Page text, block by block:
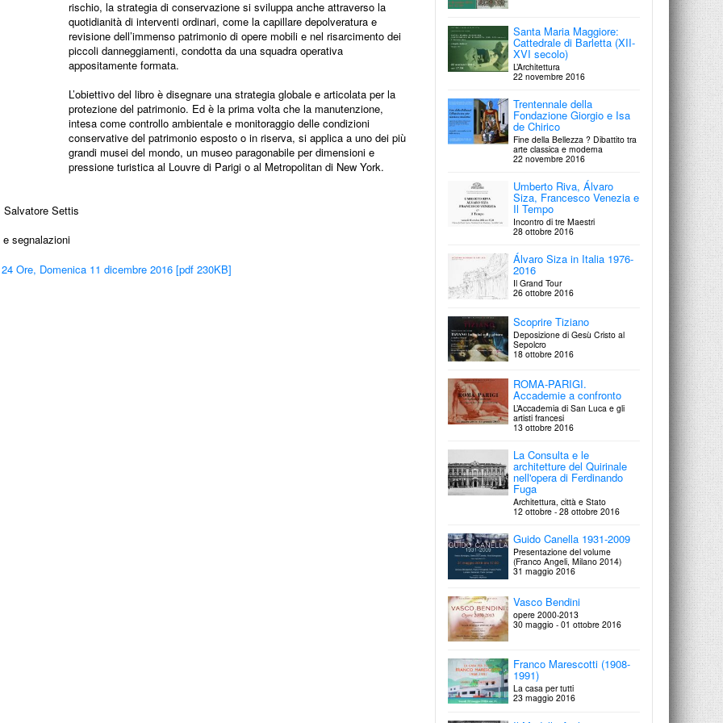
rischio, la strategia di conservazione si sviluppa anche attraverso la
quotidianità di interventi ordinari, come la capillare depolveratura e
revisione dell’immenso patrimonio di opere mobili e nel risarcimento dei
piccoli danneggiamenti, condotta da una squadra operativa
appositamente formata.
L’obiettivo del libro è disegnare una strategia globale e articolata per la
protezione del patrimonio. Ed è la prima volta che la manutenzione,
intesa come controllo ambientale e monitoraggio delle condizioni
conservative del patrimonio esposto o in riserva, si applica a uno dei più
grandi musei del mondo, un museo paragonabile per dimensioni e
pressione turistica al Louvre di Parigi o al Metropolitan di New York.
Settis
segnalazioni
Ore, Domenica 11 dicembre 2016 [pdf 230KB]
Presentazione dei volumi
24 maggio 2017
Luigi Ontani
SanLuCa҆stoMalinIc҆onicoAttoniTὀnicoEstaEstE’tico
Giacomo Gorzanis
Solo lute music
31 marzo 2017
Giorgio Morandi
Catalogo generale. Opere
catalogate tra il 1985 e il 2016
27 marzo 2017
Architectura picta nell’arte
italiana da Giotto a
Veronese
21 marzo 2017
Per Alberto Boatto
gli amici
18 marzo 2017
Gianluigi Colalucci
Io e Michelangelo
17 marzo 2017
Strumenti digitali per la
conoscenza e la divulgazione del
patrimonio architettonico, urbano,
ambientale
24 febbraio 2017
Santa Maria Maggiore:
Cattedrale di Barletta (XII-
XVI secolo)
L’Architettura
22 novembre 2016
Trentennale della
Fondazione Giorgio e Isa
de Chirico
Fine della Bellezza ? Dibattito tra
arte classica e moderna
22 novembre 2016
Umberto Riva, Álvaro
Siza, Francesco Venezia e
Il Tempo
Incontro di tre Maestri
28 ottobre 2016
Álvaro Siza in Italia 1976-
2016
Il Grand Tour
26 ottobre 2016
Scoprire Tiziano
Deposizione di Gesù Cristo al
Sepolcro
18 ottobre 2016
ROMA-PARIGI.
Accademie a confronto
L’Accademia di San Luca e gli
artisti francesi
13 ottobre 2016
La Consulta e le
architetture del Quirinale
nell'opera di Ferdinando
Fuga
Architettura, città e Stato
12 ottobre - 28 ottobre 2016
Guido Canella 1931-2009
Presentazione del volume
(Franco Angeli, Milano 2014)
31 maggio 2016
Vasco Bendini
opere 2000-2013
30 maggio - 01 ottobre 2016
Franco Marescotti (1908-
1991)
La casa per tutti
23 maggio 2016